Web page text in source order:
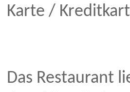
Karte /
Das Restaurant